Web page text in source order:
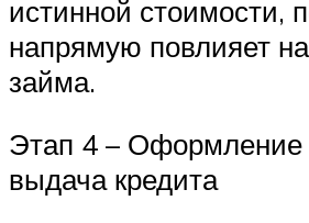
истинной стоимости,
напрямую повлияет
займа.
Этап 4 – Оформление
выдача кредита